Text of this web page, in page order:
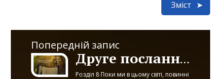
Зміст
Попередній запис
Друге послання святого Климента_Частина 3
Розділ 8 Поки ми в цьому світі, повинні